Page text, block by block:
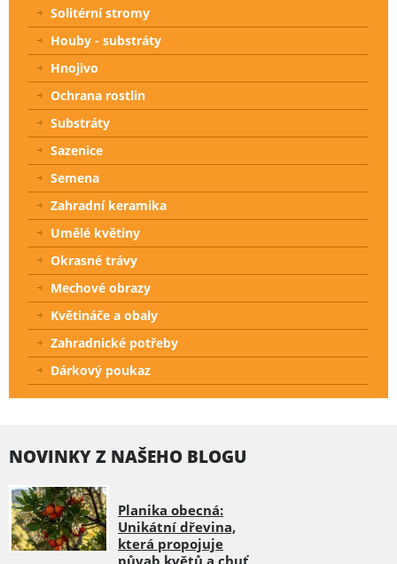
Solitérní stromy
Houby - substráty
Hnojivo
Ochrana rostlin
Substráty
Sazenice
Semena
Zahradní keramika
Umělé květiny
Okrasné trávy
Mechové obrazy
Květináče a obaly
Zahradnické potřeby
Dárkový poukaz
NOVINKY Z NAŠEHO BLOGU
Planika obecná:
Unikátní dřevina,
která propojuje